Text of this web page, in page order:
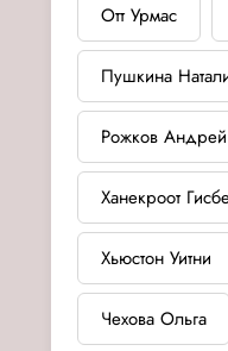
Отт Урмас
Пушкина
Рожков Андрей
Ханекроот
Хьюстон Уитни
Чехова Ольга